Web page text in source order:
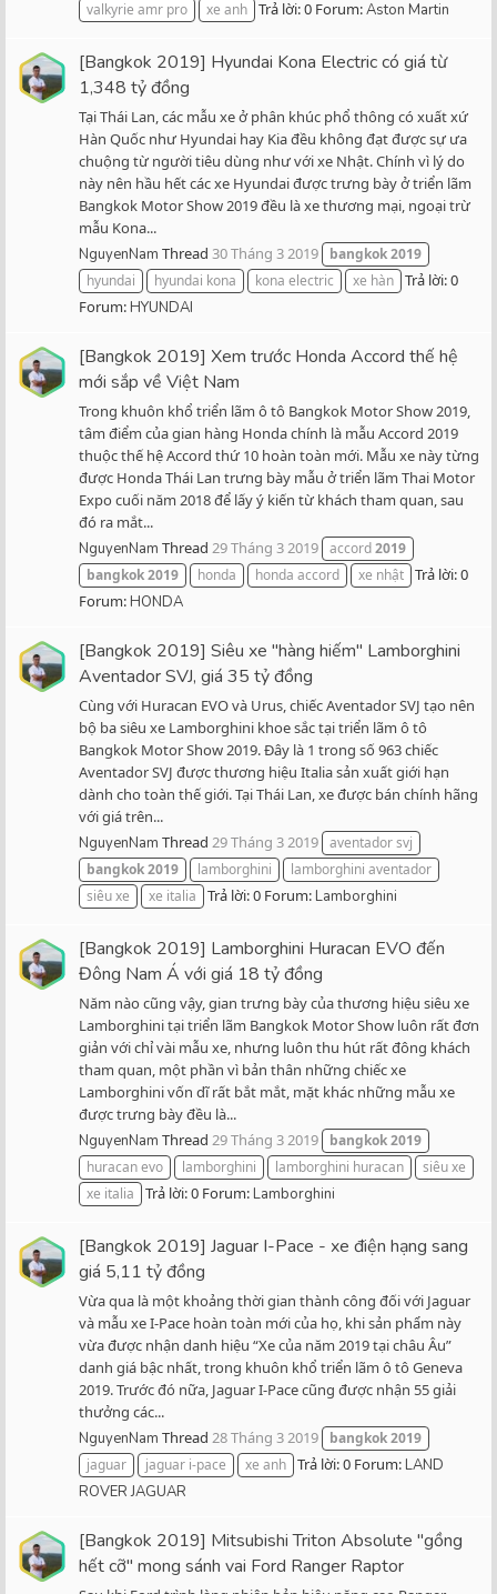
valkyrie amr pro xe anh Trả lời: 0 Forum:Aston Martin
[Bangkok 2019] Hyundai Kona Electric có giá từ
1,348 tỷ đồng
Tại Thái Lan, các mẫu xe ở phân khúc phổ thông có xuất xứ
Hàn Quốc như Hyundai hay Kia đều không đạt được sự ưa
chuộng từ người tiêu dùng như với xe Nhật. Chính vì lý do
này nên hầu hết các xe Hyundai được trưng bày ở triển lãm
Bangkok Motor Show 2019 đều là xe thương mại, ngoại trừ
mẫu Kona...
NguyenNam Thread 30 Tháng 3 2019 bangkok2019
hyundai
hyundai kona kona electric xe hàn Trả lời: 0
Forum:HYUNDAI
[Bangkok 2019] Xem trước Honda Accord thế hệ
mới sắp về Việt Nam
Trong khuôn khổ triển lãm ô tô Bangkok Motor Show 2019,
tâm điểm của gian hàng Honda chính là mẫu Accord 2019
thuộc thế hệ Accord thứ 10 hoàn toàn mới. Mẫu xe này từng
được Honda Thái Lan trưng bày mẫu ở triển lãm Thai Motor
Expo cuối năm 2018 để lấy ý kiến từ khách tham quan, sau
đó ra mắt...
NguyenNam Thread 29 Tháng 3 2019 accord2019
bangkok2019 honda honda accord xe nhật Trả lời: 0
Forum:HONDA
[Bangkok 2019] Siêu xe "hàng hiếm" Lamborghini
Aventador SVJ, giá 35 tỷ đồng
Cùng với Huracan EVO và Urus, chiếc Aventador SVJ tạo nên
bộ ba siêu xe Lamborghini khoe sắc tại triển lãm ô tô
Bangkok Motor Show 2019. Đây là 1 trong số 963 chiếc
Aventador SVJ được thương hiệu Italia sản xuất giới hạn
dành cho toàn thế giới. Tại Thái Lan, xe được bán chính hãng
với giá trên...
NguyenNam Thread 29 Tháng 3 2019 aventador svj
bangkok2019 lamborghini
lamborghini aventador
siêu xe
xe italia Trả lời: 0 Forum:Lamborghini
[Bangkok 2019] Lamborghini Huracan EVO đến
Đông Nam Á với giá 18 tỷ đồng
Năm nào cũng vậy, gian trưng bày của thương hiệu siêu xe
Lamborghini tại triển lãm Bangkok Motor Show luôn rất đơn
giản với chỉ vài mẫu xe, nhưng luôn thu hút rất đông khách
tham quan, một phần vì bản thân những chiếc xe
Lamborghini vốn dĩ rất bắt mắt, mặt khác những mẫu xe
được trưng bày đều là...
NguyenNam Thread 29 Tháng 3 2019 bangkok2019
huracan evo
lamborghini lamborghini huracan
siêu xe
xe italia
Trả lời: 0 Forum:Lamborghini
[Bangkok 2019] Jaguar I-Pace - xe điện hạng sang
giá 5,11 tỷ đồng
Vừa qua là một khoảng thời gian thành công đối với Jaguar
và mẫu xe I-Pace hoàn toàn mới của họ, khi sản phẩm này
vừa được nhận danh hiệu “Xe của năm 2019 tại châu Âu”
danh giá bậc nhất, trong khuôn khổ triển lãm ô tô Geneva
2019. Trước đó nữa, Jaguar I-Pace cũng được nhận 55 giải
thưởng các...
NguyenNam Thread 28 Tháng 3 2019 bangkok2019
jaguar
jaguar i-pace xe anh Trả lời: 0 Forum:LAND
ROVER JAGUAR
[Bangkok 2019] Mitsubishi Triton Absolute "gồng
hết cỡ" mong sánh vai Ford Ranger Raptor